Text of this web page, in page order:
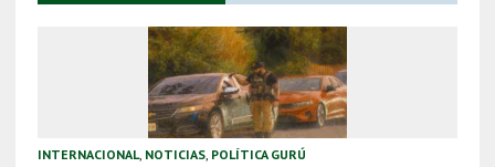
INTERNACIONAL, NOTICIAS, POLÍTICA GURÚ